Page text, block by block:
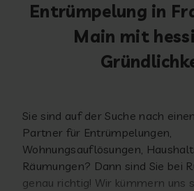
Entrümpelung in
Main mit
Sie sind auf der Suche nach
Partner für Entrümpelungen,
Wohnungsauflösungen,
Räumungen? Dann sind Sie bei
genau richtig! Wir kümmern uns